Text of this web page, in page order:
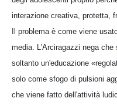
interazione creativa, protetta,
Il problema è come viene
media. L'Arciragazzi nega che
soltanto un'educazione
solo come sfogo di pulsioni
che viene fatto dell'attività